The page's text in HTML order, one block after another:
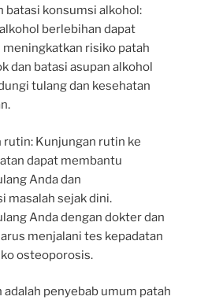
batasi konsumsi alkohol:
berlebihan dapat
risiko patah
dan batasi asupan alkohol
tulang dan kesehatan
rutin: Kunjungan rutin ke
dapat membantu
Anda dan
masalah sejak dini.
Anda dengan dokter dan
menjalani tes kepadatan
osteoporosis.
penyebab umum patah